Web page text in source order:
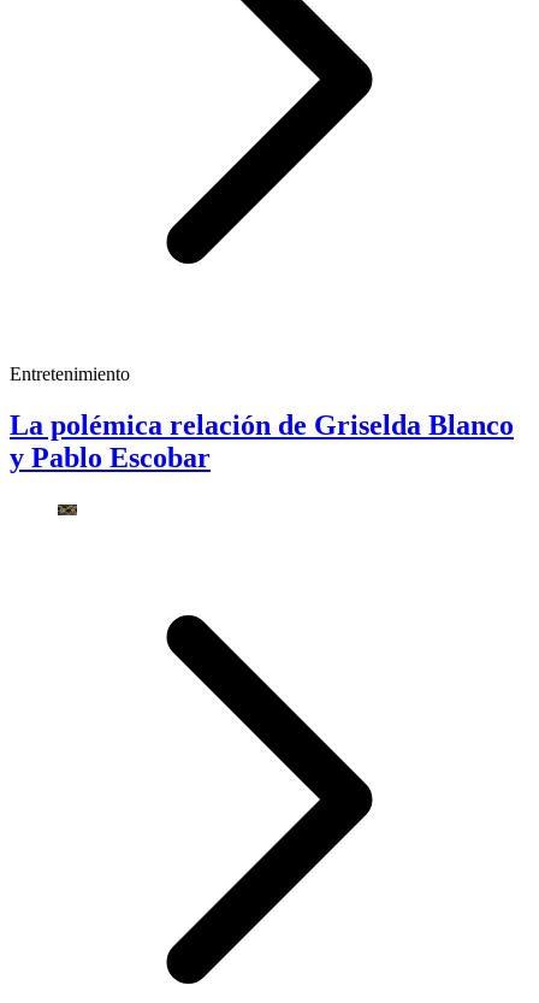
Entretenimiento
La polémica relación de Griselda Blanco
y Pablo Escobar